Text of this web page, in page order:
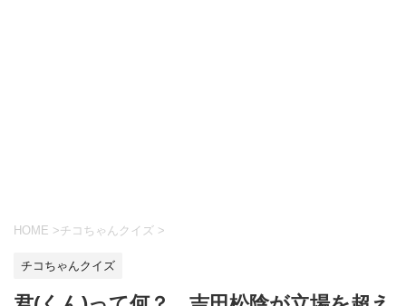
HOME >チコちゃんクイズ >
チコちゃんクイズ